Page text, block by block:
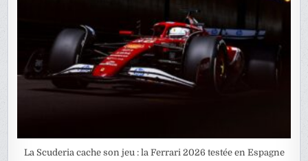
La Scuderia cache son jeu : la Ferrari 2026 testée en Espagne